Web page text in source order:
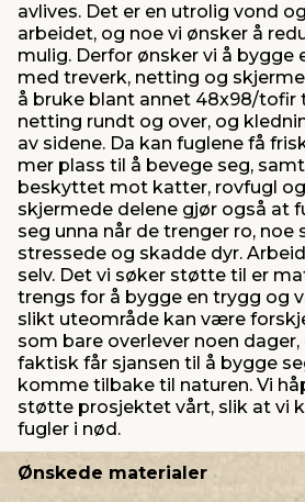
avlives. Det er en utrolig vond
arbeidet, og noe vi ønsker å
mulig. Derfor ønsker vi å bygge
med treverk, netting og
å bruke blant annet 48x98/tofir
netting rundt og over, og
av sidene. Da kan fuglene få
mer plass til å bevege seg,
beskyttet mot katter, rovfugl
skjermede delene gjør også at
seg unna når de trenger ro,
stressede og skadde dyr.
selv. Det vi søker støtte til er
trengs for å bygge en trygg og
slikt uteområde kan være
som bare overlever noen
faktisk får sjansen til å bygge
komme tilbake til naturen. Vi
støtte prosjektet vårt, slik at vi
fugler i nød.
Ønskede materialer